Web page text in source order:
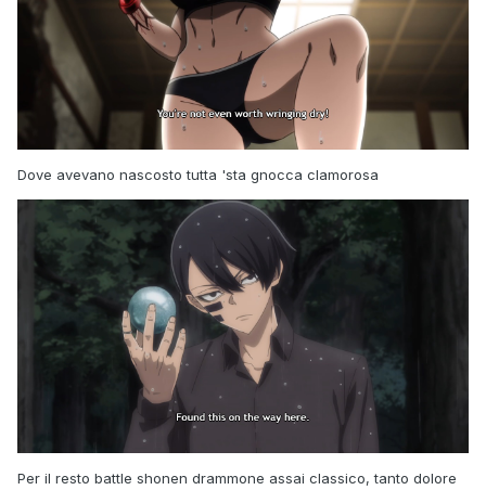
Dove avevano nascosto tutta 'sta gnocca clamorosa
Per il resto battle shonen drammone assai classico, tanto dolore